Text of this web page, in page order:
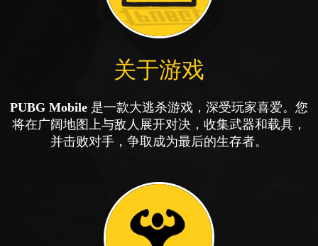
关于游戏
PUBG Mobile 是一款大逃杀游戏，深受玩家喜爱。您
将在广阔地图上与敌人展开对决，收集武器和载具，
并击败对手，争取成为最后的生存者。